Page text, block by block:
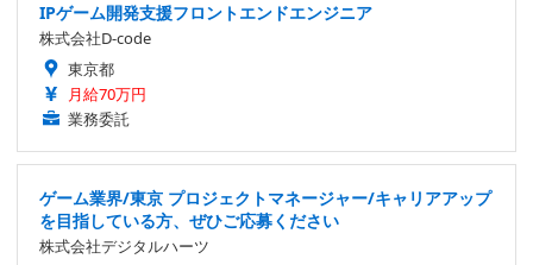
IPゲーム開発支援フロントエンドエンジニア
株式会社D-code
東京都
月給70万円
業務委託
ゲーム業界/東京 プロジェクトマネージャー/キャリアアップ
を目指している方、ぜひご応募ください
株式会社デジタルハーツ